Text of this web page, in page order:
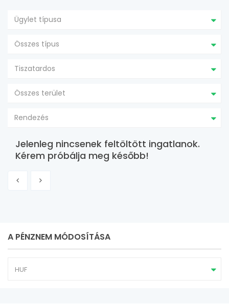
Ügylet típusa
Összes típus
Tiszatardos
Összes terület
Rendezés
Jelenleg nincsenek feltöltött ingatlanok.
Kérem próbálja meg később!
A PÉNZNEM MÓDOSÍTÁSA
HUF